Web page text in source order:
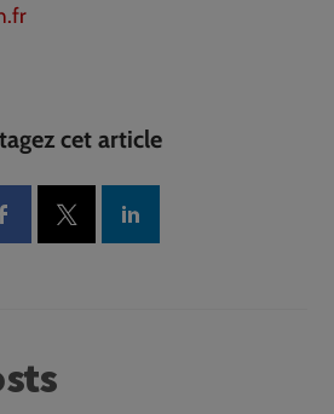
cet article